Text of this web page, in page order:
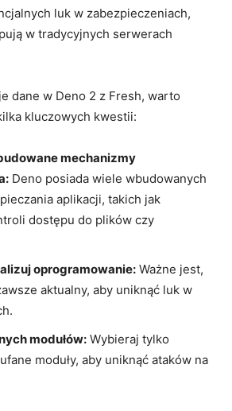
luk w zabezpieczeniach,
w ‍tradycyjnych ⁢serwerach
dane w Deno 2 z​ Fresh,⁤ warto⁤
kluczowych kwestii:
mechanizmy
Deno ‍posiada wiele wbudowanych
aplikacji, takich jak
dostępu do ‍plików ⁣czy
oprogramowanie: Ważne jest,
aktualny, aby uniknąć luk w
modułów: Wybieraj ⁣tylko
moduły, ⁤aby uniknąć ataków ⁢na